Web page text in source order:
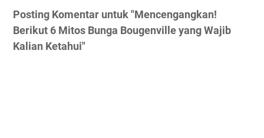
Posting Komentar untuk "Mencengangkan!
Berikut 6 Mitos Bunga Bougenville yang Wajib
Kalian Ketahui"